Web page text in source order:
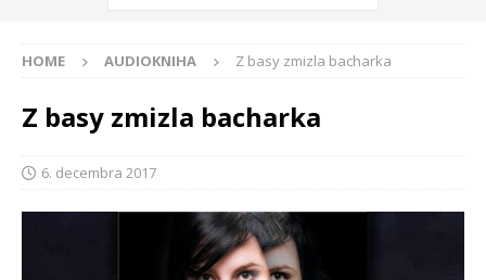
HOME AUDIOKNIHA Z basy zmizla bacharka
Z basy zmizla bacharka
6. decembra 2017